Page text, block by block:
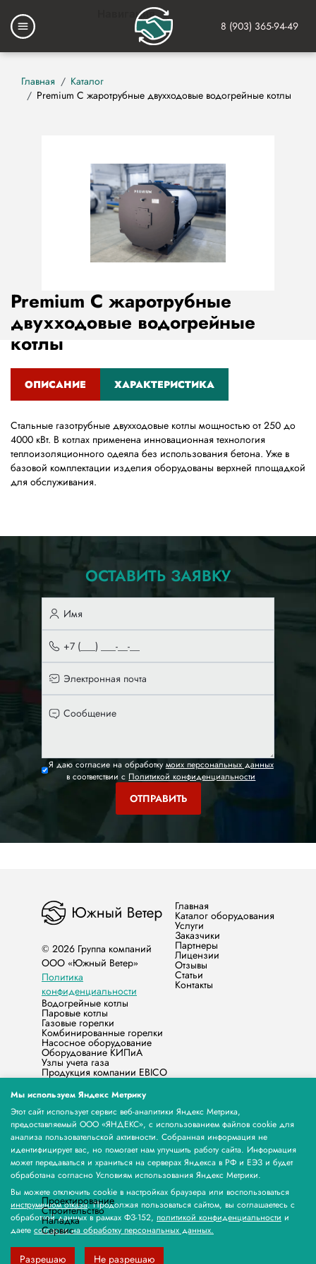
Навигация
Основная
основному
содержанию
8 (903) 365-94-49
Строка
навигации
Главная
Каталог
Premium C жаротрубные двухходовые водогрейные котлы
Premium C жаротрубные
двухходовые водогрейные
котлы
ОПИСАНИЕ
(АКТИВНАЯ
ХАРАКТЕРИСТИКА
Стальные газотрубные двухходовые котлы мощностью от 250 до
4000 кВт. В котлах применена инновационная технология
теплоизоляционного одеяла без использования бетона. Уже в
базовой комплектации изделия оборудованы верхней площадкой
для обслуживания.
ОСТАВИТЬ ЗАЯВКУ
Я даю согласие на обработку моих персональных данных
в соответствии с Политикой конфиденциальности
© 2026 Группа компаний
ООО «Южный Ветер»
Политика
конфиденциальности
Главная
Каталог оборудования
Услуги
Заказчики
Партнеры
Лицензии
Отзывы
Статьи
Контакты
Водогрейные котлы
Паровые котлы
Газовые горелки
Комбинированные горелки
Насосное оборудование
Оборудование КИПиА
Узлы учета газа
Продукция компании EBICO
Запасные части
Жидкотопливные горелки
Счётчики электрической энергии МЕРКУРИЙ
Бытовые котлы
Продукция Норд-Северная Компания
Счетчик газа НЕО
Продукция ООО «МЕРА КЬЮ»
Продукция ЭЗОТ СИГНАЛ
Паровые и Водогрейные котлы Stier, горелки и
водоподготовка
Оборудование для экструзии пластиковых труб
компании Xinrong
Проектирование
Строительство
Наладка
Сервис
Мы используем Яндекс Метрику
Этот сайт использует сервис веб-аналитики Яндекс Метрика,
предоставляемый ООО «ЯНДЕКС», с использованием файлов cookie для
анализа пользовательской активности. Собранная информация не
идентифицирует вас, но помогает нам улучшить работу сайта. Информация
может передаваться и храниться на серверах Яндекса в РФ и ЕЭЗ и будет
обработана согласно Условиям использования Яндекс Метрики.
Вы можете отключить cookie в настройках браузера или воспользоваться
инструментом отказа. Продолжая пользоваться сайтом, вы соглашаетесь с
обработкой данных в рамках ФЗ-152, политикой конфиденциальности и
даете согласие на обработку персональных данных.
Разрешаю Не разрешаю
Заводская зд. 34/1